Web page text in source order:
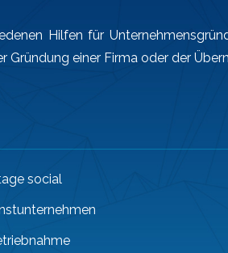
Hilfen für
einer Firma oder der
social